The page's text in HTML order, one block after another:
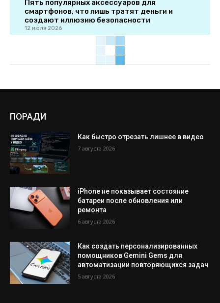
Пять популярных аксессуаров для
смартфонов, что лишь тратят деньги и
создают иллюзию безопасности
12 июля 2026
ПОРАДИ
Как быстро отрезать лишнее в видео
7 августа 2026
iPhone не показывает состояние
батареи после обновления или
ремонта
6 августа 2026
Как создать персонализированных
помощников Gemini Gems для
автоматизации повторяющихся задач
5 августа 2026